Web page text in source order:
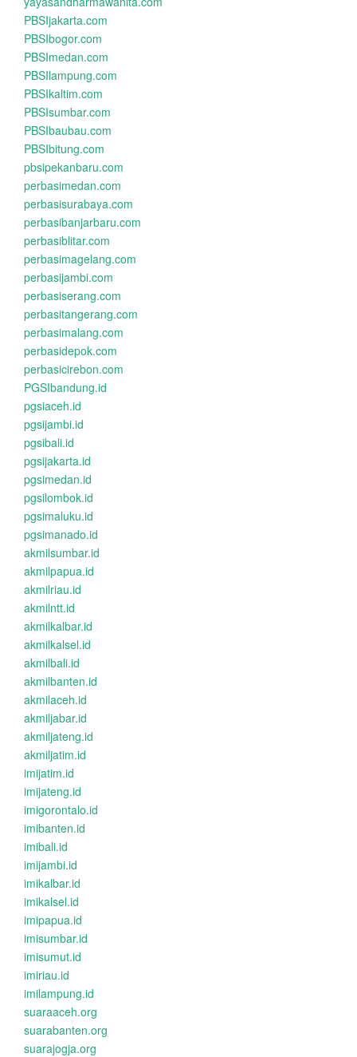
PBSIjakarta.com
PBSIbogor.com
PBSImedan.com
PBSIlampung.com
PBSIkaltim.com
PBSIsumbar.com
PBSIbaubau.com
PBSIbitung.com
pbsipekanbaru.com
perbasimedan.com
perbasisurabaya.com
perbasibanjarbaru.com
perbasiblitar.com
perbasimagelang.com
perbasijambi.com
perbasiserang.com
perbasitangerang.com
perbasimalang.com
perbasidepok.com
perbasicirebon.com
PGSIbandung.id
pgsiaceh.id
pgsijambi.id
pgsibali.id
pgsijakarta.id
pgsimedan.id
pgsilombok.id
pgsimaluku.id
pgsimanado.id
akmilsumbar.id
akmilpapua.id
akmilriau.id
akmilntt.id
akmilkalbar.id
akmilkalsel.id
akmilbali.id
akmilbanten.id
akmilaceh.id
akmiljabar.id
akmiljateng.id
akmiljatim.id
imijatim.id
imijateng.id
imigorontalo.id
imibanten.id
imibali.id
imijambi.id
imikalbar.id
imikalsel.id
imipapua.id
imisumbar.id
imisumut.id
imiriau.id
imilampung.id
suaraaceh.org
suarabanten.org
suarajogja.org